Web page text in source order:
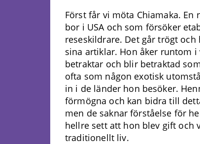
Först får vi möta Chiamaka. En
bor i USA och som försöker
reseskildrare. Det går trögt
sina artiklar. Hon åker runtom i
betraktar och blir betraktad
ofta som någon exotisk
in i de länder hon besöker.
förmögna och kan bidra till
men de saknar förståelse för
hellre sett att hon blev gift och
traditionellt liv.